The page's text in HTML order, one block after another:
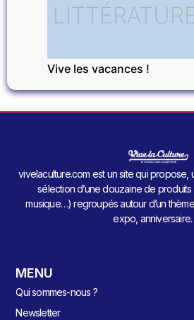
Vive les vacances !
vivelaculture.com est un site qui propose,
sélection d’une douzaine de produits
musique…) regroupés autour d’un
expo,
MENU
Qui sommes-nous ?
Newsletter